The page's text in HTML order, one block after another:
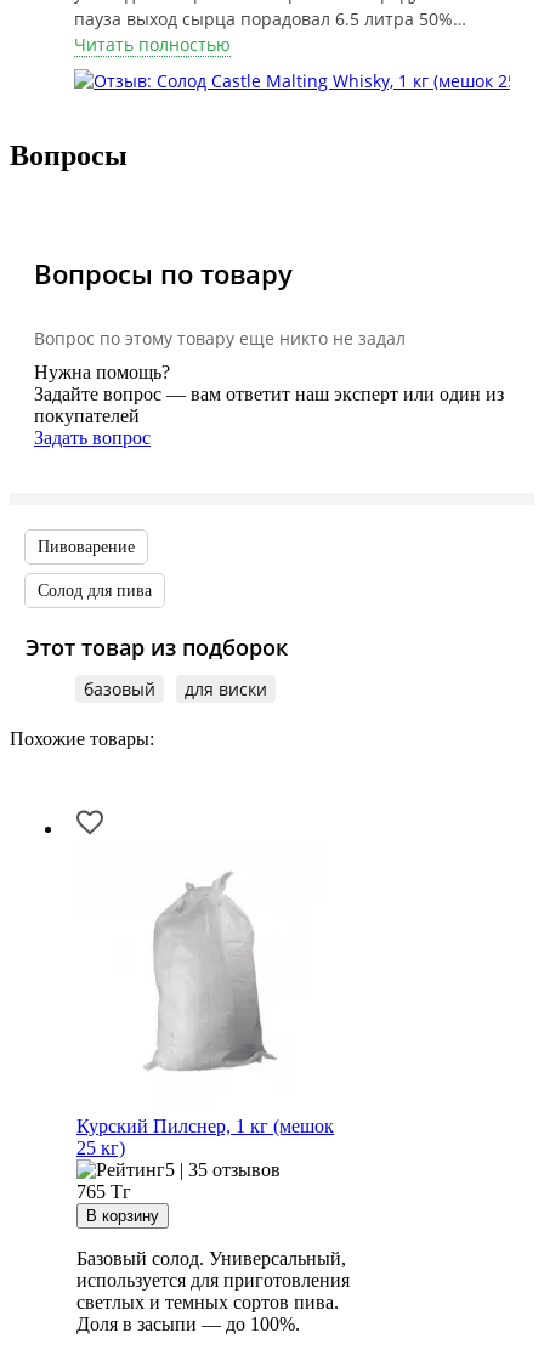
пауза выход сырца порадовал 6.5 литра 50%
аромат шикарный!!!
Читать полностью
Вопросы
Вопросы по товару
Вопрос по этому товару еще никто не задал
Нужна помощь?
Задайте вопрос — вам ответит наш эксперт или один из
покупателей
Задать вопрос
Пивоварение
Солод для пива
Этот товар из подборок
базовый для виски
Похожие товары:
Курский Пилснер, 1 кг (мешок
25 кг)
5 | 35 отзывов
765 Тг
Базовый солод. Универсальный,
используется для приготовления
светлых и темных сортов пива.
Доля в засыпи — до 100%.